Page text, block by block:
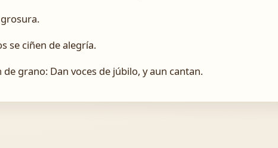
se ciñen de alegría.
grano: Dan voces de júbilo, y aun cantan.